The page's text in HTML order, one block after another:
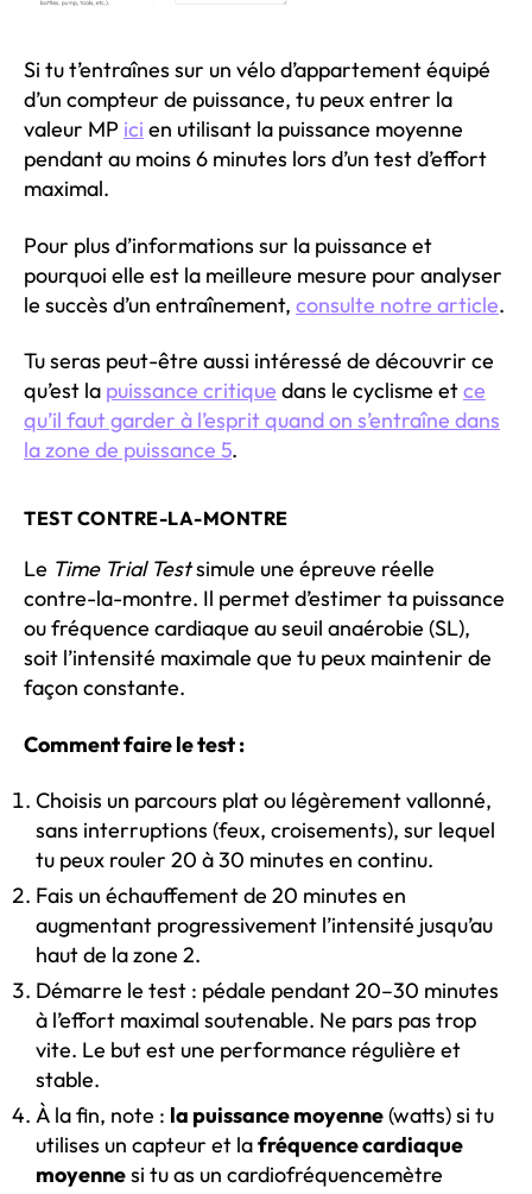
Si tu t’entraînes sur un vélo d’appartement équipé
d’un compteur de puissance, tu peux entrer la
valeur MP ici en utilisant la puissance moyenne
pendant au moins 6 minutes lors d’un test d’effort
maximal.
Pour plus d’informations sur la puissance et
pourquoi elle est la meilleure mesure pour analyser
le succès d’un entraînement, consulte notre article.
Tu seras peut-être aussi intéressé de découvrir ce
qu’est la puissance critique dans le cyclisme etce
qu’il faut garder à l’esprit quand on s’entraîne dans
la zone de puissance 5.
TEST CONTRE-LA-MONTRE
Le Time Trial Testsimule une épreuve réelle
contre-la-montre. Il permet d’estimer ta puissance
ou fréquence cardiaque au seuil anaérobie (SL),
soit l’intensité maximale que tu peux maintenir de
façon constante.
Comment faire le test :
Choisis un parcours plat ou légèrement vallonné,
sans interruptions (feux, croisements), sur lequel
tu peux rouler 20 à 30 minutes en continu.
Fais un échauffement de 20 minutes en
augmentant progressivement l’intensité jusqu’au
haut de la zone 2.
Démarre le test : pédale pendant 20–30 minutes
à l’effort maximal soutenable. Ne pars pas trop
vite. Le but est une performance régulière et
stable.
À la fin, note : la puissance moyenne(watts) si tu
utilises un capteur et lafréquence cardiaque
moyennesi tu as un cardiofréquencemètre